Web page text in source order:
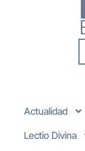
Actualidad
Lectio Divina